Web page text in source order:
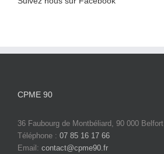
CPME 90
36 Faubourg de Montbéliard, 90 000 Belfort
Téléphone : 07 85 16 17 66
Email: contact@cpme90.fr